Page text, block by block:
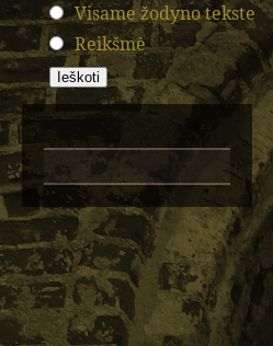
Visame žodyno tekste
Reikšmė